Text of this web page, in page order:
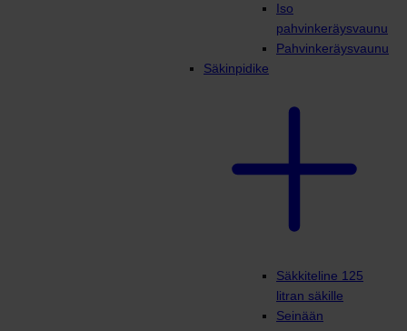
Iso
pahvinkeräysvaunu
Pahvinkeräysvaunu
Säkinpidike
Säkkiteline 125
litran säkille
Seinään